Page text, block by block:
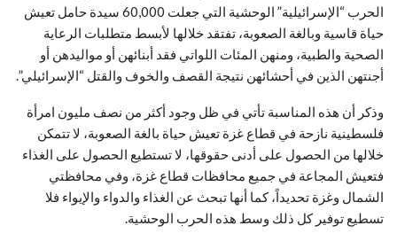
الحرب “الإسرائيلية” الوحشية التي جعلت 60,000 سيدة حامل تعيش
حياة قاسية وبالغة الصعوبة، تفتقد خلالها لأبسط متطلبات الرعاية
الصحية والطبية، ومنهن المئات اللواتي فقد أبنائهن أو مواليدهن أو
أجنتهن الذين في أحشائهن نتيجة القصف والخوف والقتل “الإسرائيلي”.
وذكر أن هذه المناسبة تأتي في ظل وجود أكثر من نصف مليون امرأة
فلسطينية نازحة في قطاع غزة تعيش حياة بالغة الصعوبة، لا تتمكن
خلالها من الحصول على أدنى حقوقها، لا تستطيع الحصول على الغذاء
فتعيش المجاعة في جميع محافظات قطاع غزة، وفي محافظتي
الشمال وغزة تحديداً، كما أنها تبحث عن الغذاء والدواء والإيواء فلا
تسطيع توفير كل ذلك وسط هذه الحرب الوحشية.